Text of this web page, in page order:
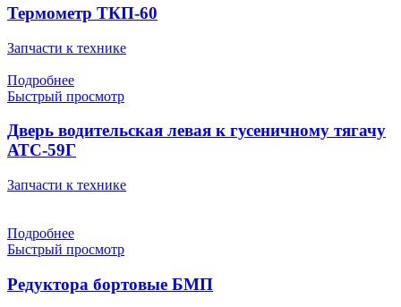
Термометр ТКП-60
Запчасти к технике
Подробнее
Быстрый просмотр
Дверь водительская левая к гусеничному тягачу
АТС-59Г
Запчасти к технике
Подробнее
Быстрый просмотр
Редуктора бортовые БМП